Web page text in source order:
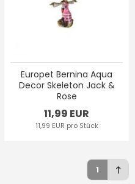
Europet Bernina Aqua
Decor Skeleton Jack &
Rose
11,99 EUR
11,99 EUR pro Stück
1